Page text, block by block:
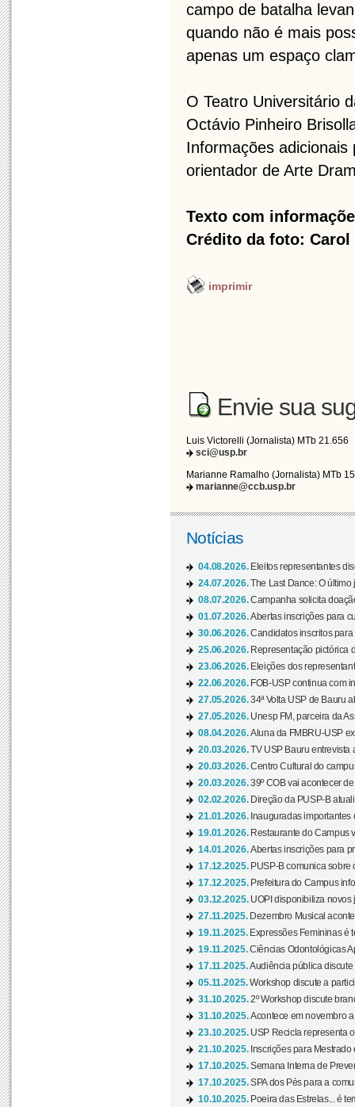
campo de batalha
quando não é mais
apenas um espaço
O Teatro Universitário
Octávio Pinheiro
Informações
orientador de Arte
Texto com
Crédito da foto: Carol
imprimir
Envie sua
Luis Victorelli (Jornalista) MTb 21.656
sci@usp.br
Marianne Ramalho (Jornalista) MTb
marianne@ccb.usp.br
Notícias
04.08.2026. Eleitos representantes
24.07.2026.The Last Dance: O
08.07.2026.Campanha solicita
01.07.2026.Abertas inscrições para
30.06.2026.Candidatos inscritos
25.06.2026. Representação pictórica
23.06.2026. Eleições dos
22.06.2026. FOB-USP continua com
27.05.2026.34ª Volta USP de Bauru
27.05.2026. Unesp FM, parceira da
08.04.2026.Aluna da FMBRU-USP
20.03.2026.TV USP Bauru entrevista
20.03.2026.Centro Cultural do
20.03.2026.39º COB vai acontecer
02.02.2026. Direção da PUSP-B
21.01.2026. Inauguradas
19.01.2026. Restaurante do Campus
14.01.2026.Abertas inscrições para
17.12.2025. PUSP-B comunica sobre
17.12.2025. Prefeitura do Campus
03.12.2025. UOPI disponibiliza novos
27.11.2025. Dezembro Musical
19.11.2025. Expressões Femininas é
19.11.2025.Ciências Odontológicas
17.11.2025.Audiência pública
05.11.2025.Workshop discute a
31.10.2025.2º Workshop discute
31.10.2025.Acontece em novembro
23.10.2025. USP Recicla representa
21.10.2025. Inscrições para
17.10.2025.Semana Interna de
17.10.2025.SPA dos Pés para a
10.10.2025. Poeira das Estrelas... é